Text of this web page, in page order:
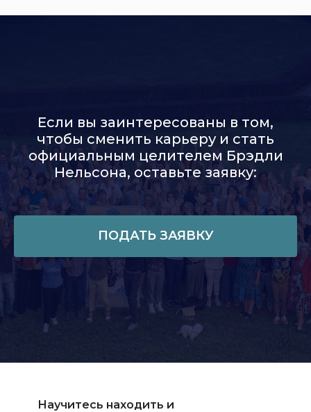
Если вы заинтересованы в том,
чтобы сменить карьеру и стать
официальным целителем Брэдли
Нельсона, оставьте заявку:
ПОДАТЬ ЗАЯВКУ
ПО КАКИМ ПРИЗНАКАМ МОЖНО
ОПРЕДЕЛИТЬ, ЧТО В ВАШЕМ ТЕЛЕ
НАКОПИЛИСЬ ЗАБЛОКИРОВАННЫЕ
ЭМОЦИИ
Дело в заблокированных эмоциях.
Научитесь получать ответы от
непрожитые эмоции – по одной за
раз!
Научитесь находить и